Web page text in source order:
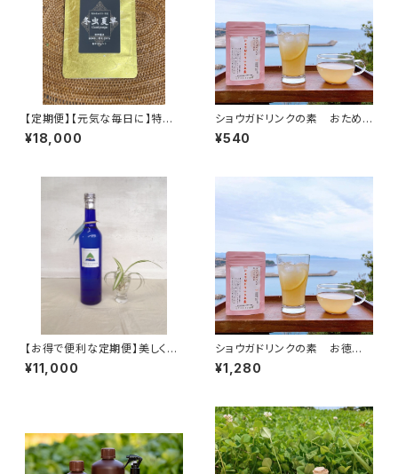
【定期便】【元気な毎日に】特許
製法で作られた 冬虫夏草 粉
末 30g（約１か月分）【マカ成
¥18,000
ショウガドリンクの素 おためし
サイズ 45g 農園女子の安心
加工品 国産材料 ※おた
¥540
【お得で便利な定期便】美しくイ
キイキと 美容と健康のため
に バランス整う フルボ酸と
¥11,000
ショウガドリンクの素 お徳
用 150g 農園女子の安心加
工品 国産材料 【お湯と混
¥1,280